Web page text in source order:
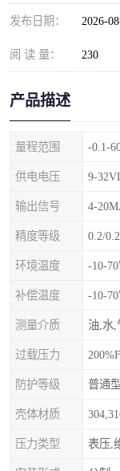
发布日期： 2026-
阅 读 量： 230
产品描述
量程范围 -0.1-
供电电压 9-
输出信号 4-
精度等级 0.2/
环境温度 -10-
补偿温度 -10-
测量介质 油,水,
过载压力
防护等级 普通
壳体材质
压力类型 表压,